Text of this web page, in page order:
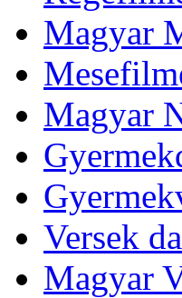
Magyar
Magyar
Versek
Magyar